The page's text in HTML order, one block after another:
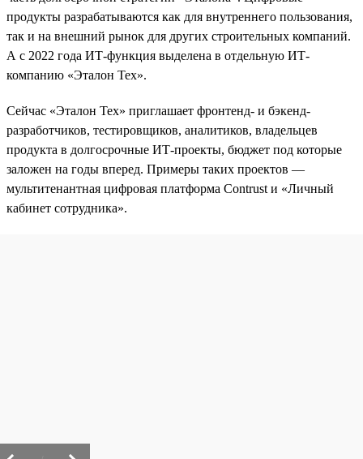
продукты разрабатываются как для внутреннего пользования,
так и на внешний рынок для других строительных компаний.
А с 2022 года ИТ-функция выделена в отдельную ИТ-
компанию «Эталон Тех».
Сейчас «Эталон Тех» приглашает фронтенд- и бэкенд-
разработчиков, тестировщиков, аналитиков, владельцев
продукта в долгосрочные ИТ-проекты, бюджет под которые
заложен на годы вперед. Примеры таких проектов —
мультитенантная цифровая платформа Contrust и «Личный
кабинет сотрудника».